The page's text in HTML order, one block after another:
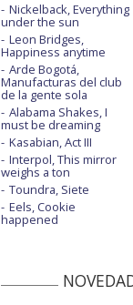
Nickelback, Everything
under the sun
Leon Bridges,
Happiness anytime
Arde Bogotá,
Manufacturas del club
de la gente sola
Alabama Shakes, I
must be dreaming
Kasabian, Act III
Interpol, This mirror
weighs a ton
Toundra, Siete
Eels, Cookie
happened